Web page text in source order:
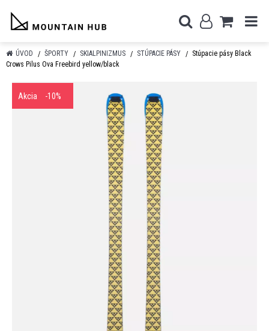
ÚVOD ŠPORTY SKIALPINIZMUS STÚPACIE PÁSY
Stúpacie pásy Black
Crows Pilus Ova Freebird yellow/black
Akcia -10%